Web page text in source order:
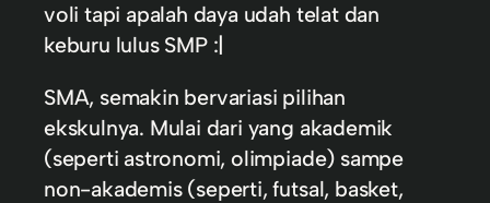
voli tapi apalah daya udah telat dan
keburu lulus SMP :|
SMA, semakin bervariasi pilihan
ekskulnya. Mulai dari yang akademik
(seperti astronomi, olimpiade) sampe
non-akademis (seperti, futsal, basket,